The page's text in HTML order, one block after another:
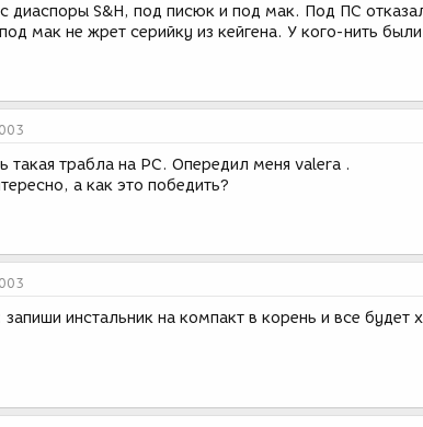
диаспоры S&H, под писюк и под мак. Под ПС
мак не жрет серийку из кейгена. У кого-нить
такая трабла на РС. Опередил меня valera .
а как это победить?
инстальник на компакт в корень и все будет